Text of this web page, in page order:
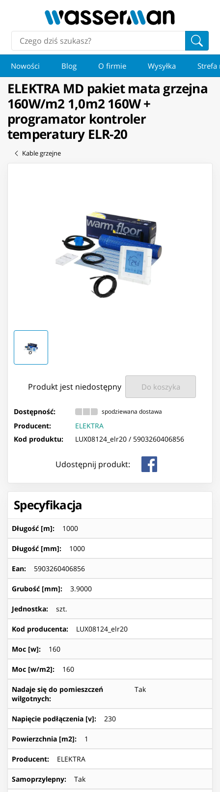
Nowości Blog O firmie Wysyłka Strefa
ELEKTRA MD pakiet mata grzejna
160W/m2 1,0m2 160W +
programator kontroler
temperatury ELR-20
Kable grzejne
Produkt jest niedostępny Do koszyka
Dostępność: spodziewana dostawa
Producent:
ELEKTRA
Kod produktu:
LUX08124_elr20 / 5903260406856
Udostępnij produkt:
Specyfikacja
Długość [m]: 1000
Długość [mm]: 1000
Ean: 5903260406856
Grubość [mm]: 3.9000
Jednostka: szt.
Kod producenta: LUX08124_elr20
Moc [w]: 160
Moc [w/m2]: 160
Nadaje się do pomieszczeń
wilgotnych:
Tak
Napięcie podłączenia [v]: 230
Powierzchnia [m2]: 1
Producent: ELEKTRA
Samoprzylepny: Tak